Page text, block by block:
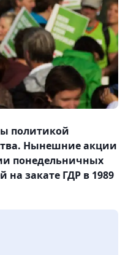
политикой
Нынешние акции
понедельничных
закате ГДР в 1989